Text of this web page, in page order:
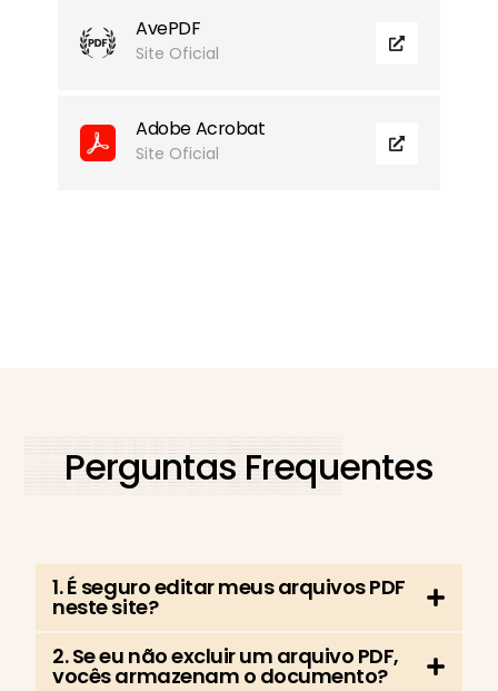
AvePDF
Site Oficial
Adobe Acrobat
Site Oficial
Perguntas Frequentes
1. É seguro editar meus arquivos PDF
neste site?
2. Se eu não excluir um arquivo PDF,
vocês armazenam o documento?